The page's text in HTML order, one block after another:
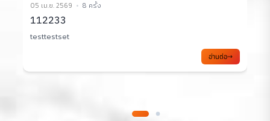
05 เม.ย. 2569 8 ครั้ง
112233
testtestset
อ่านต่อ